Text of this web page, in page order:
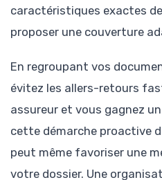
caractéristiques exactes
proposer une couverture
En regroupant vos
évitez les allers-retours
assureur et vous gagnez
cette démarche proactive
peut même favoriser une
votre dossier. Une